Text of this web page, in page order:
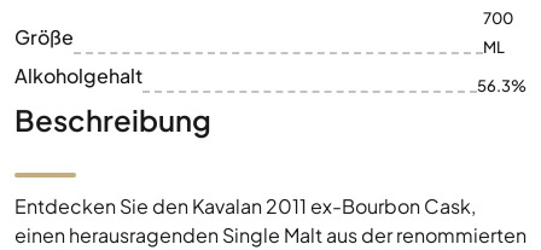
Größe
700
ML
Alkoholgehalt 56.3%
Beschreibung
Entdecken Sie den Kavalan 2011 ex-Bourbon Cask,
einen herausragenden Single Malt aus der renommierten